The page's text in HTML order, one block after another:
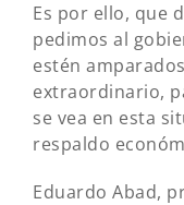
Es por ello, que
pedimos al
estén
extraordinario,
se vea en esta
respaldo
Eduardo Abad,